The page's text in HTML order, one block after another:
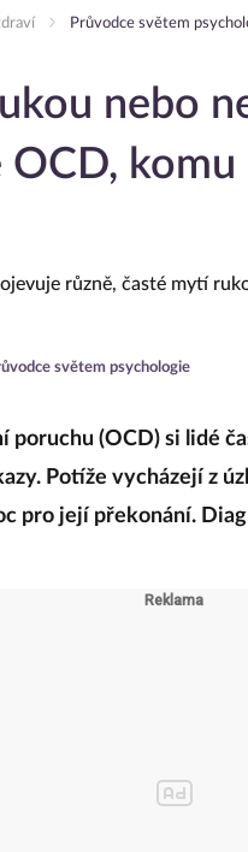
Průvodce světem
nebo
komu
světem psychologie
poruchu (OCD) si lidé
Potíže vycházejí z
pro její překonání.